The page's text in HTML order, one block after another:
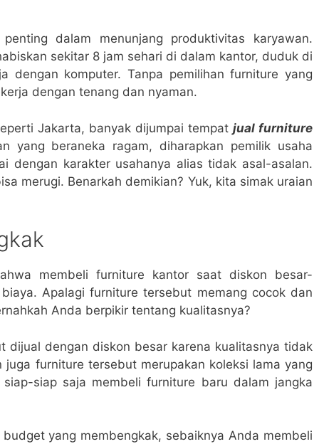
dalam menunjang produktivitas karyawan.
sekitar 8 jam sehari di dalam kantor, duduk di
dengan komputer. Tanpa pemilihan furniture yang
dengan tenang dan nyaman.
Jakarta, banyak dijumpai tempat jual furniture
yang beraneka ragam, diharapkan pemilik usaha
dengan karakter usahanya alias tidak asal-asalan.
merugi. Benarkah demikian? Yuk, kita simak uraian
membeli furniture kantor saat diskon besar-
Apalagi furniture tersebut memang cocok dan
Anda berpikir tentang kualitasnya?
dijual dengan diskon besar karena kualitasnya tidak
furniture tersebut merupakan koleksi lama yang
siap saja membeli furniture baru dalam jangka
yang membengkak, sebaiknya Anda membeli